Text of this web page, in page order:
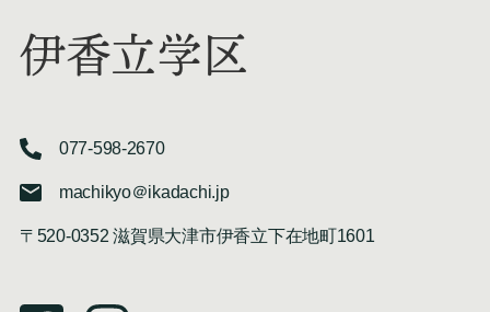
伊香立学区
077-598-2670
machikyo＠ikadachi.jp
〒520-0352 滋賀県大津市伊香立下在地町1601